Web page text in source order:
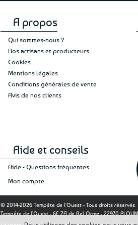
A propos
Qui sommes-nous ?
Nos artisans et producteurs
Cookies
Mentions légales
Conditions générales de vente
Avis de nos clients
Aide et conseils
Aide - Questions fréquentes
Mon compte
© 2014-2026 Tempête de l'Ouest - Tous droits réservés
Tempête de l'Ouest - 6E ZA de Bel Orme - 22970